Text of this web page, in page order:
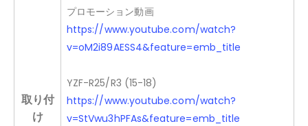
取り付
け
プロモーション動画
https://www.youtube.com/watch?
v=oM2i89AESS4&feature=emb_title
YZF-R25/R3 (15-18)
https://www.youtube.com/watch?
v=StVwu3hPFAs&feature=emb_title